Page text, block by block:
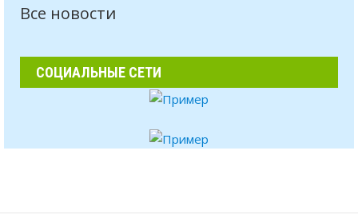
Все новости
СОЦИАЛЬНЫЕ СЕТИ